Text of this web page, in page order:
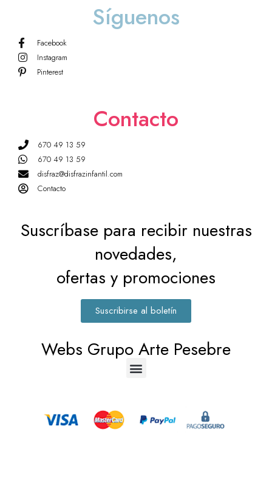
Síguenos
Facebook
Instagram
Pinterest
Contacto
670 49 13 59
670 49 13 59
disfraz@disfrazinfantil.com
Contacto
Suscríbase para recibir nuestras
novedades,
ofertas y promociones
Suscribirse al boletín
Webs Grupo Arte Pesebre